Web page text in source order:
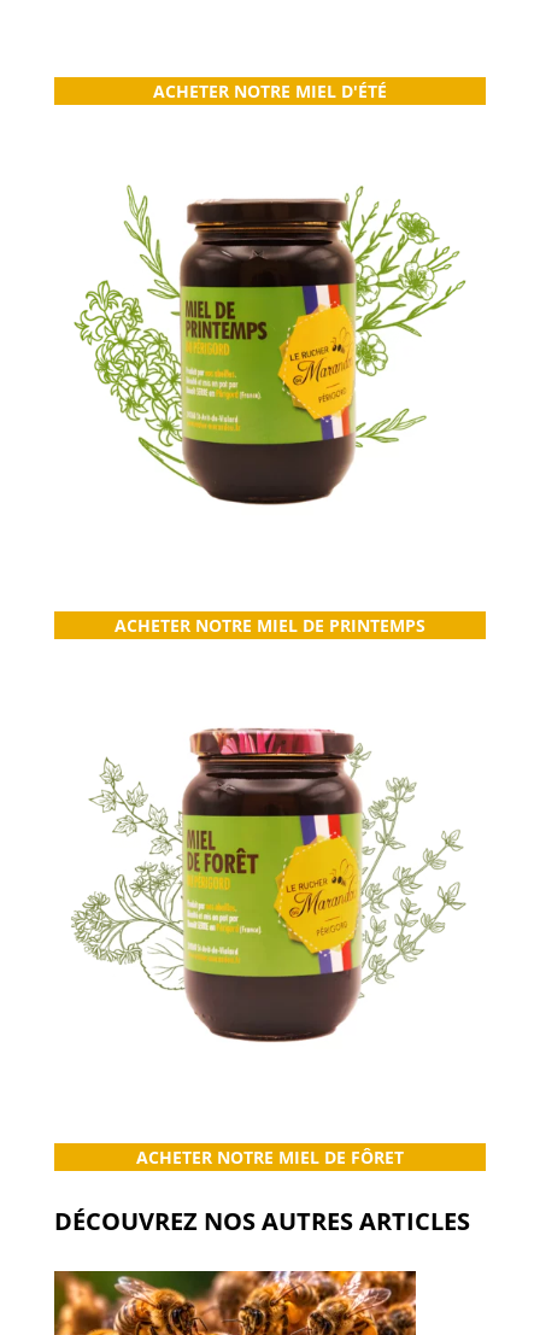
ACHETER NOTRE MIEL D'ÉTÉ
ACHETER NOTRE MIEL DE PRINTEMPS
ACHETER NOTRE MIEL DE FÔRET
DÉCOUVREZ NOS AUTRES ARTICLES